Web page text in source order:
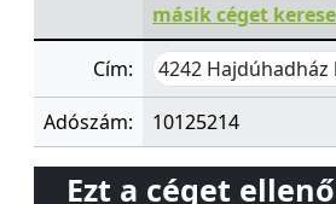
másik céget
Cím: 4242 Hajdúhadház
Adószám: 10125214
Ezt a céget